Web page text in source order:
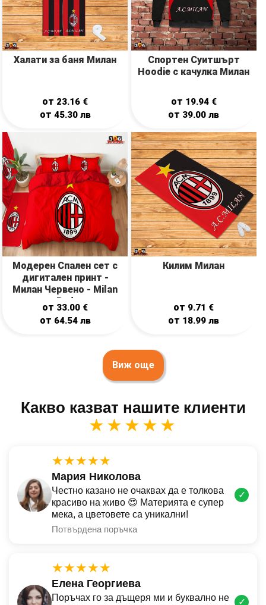
Халати за баня Милан
от 23.16 €
от 45.30 лв
Спортен Суитшърт
Hoodie с качулка Милан
от 19.94 €
от 39.00лв
Модерен Спален сет с
дигитален принт -
Милан Червено - Milan
Red
от 33.00 €
от 64.54 лв
Килим Милан
от 9.71 €
от 18.99лв
Виж още
Какво казват нашите клиенти
★★★★★
★★★★★
Мария Николова
Честно казано не очаквах да е толкова
красиво на живо 😍 Материята е супер
мека, а цветовете са уникални!
Потвърдена поръчка
✓
★★★★★
Елена Георгиева
Поръчах го за дъщеря ми и буквално не
✓